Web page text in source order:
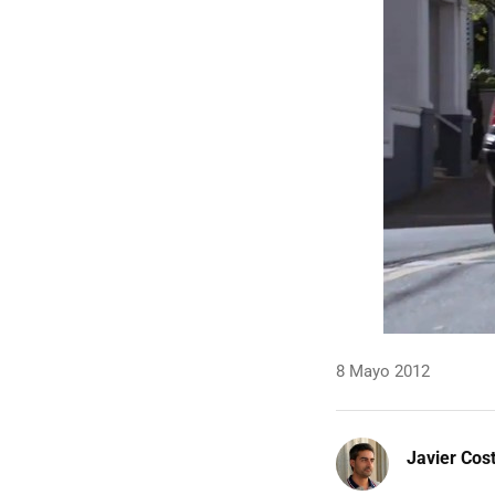
8 Mayo 2012
Javier